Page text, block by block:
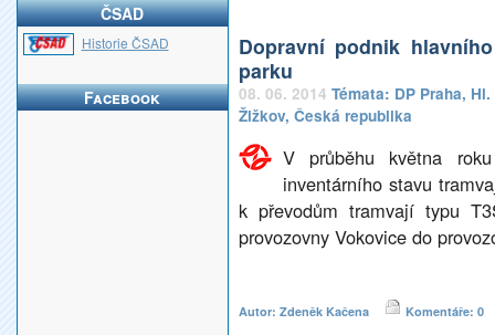
ČSAD
Historie ČSAD
Facebook
Dopravní podnik
parku
08. 06. 2014 Témata: DP Praha, Hl.
Žižkov, Česká republika
V průběhu května
inventárního stavu
k převodům tramvají typu
provozovny Vokovice do
Autor: Zdeněk Kačena Komentáře: 0